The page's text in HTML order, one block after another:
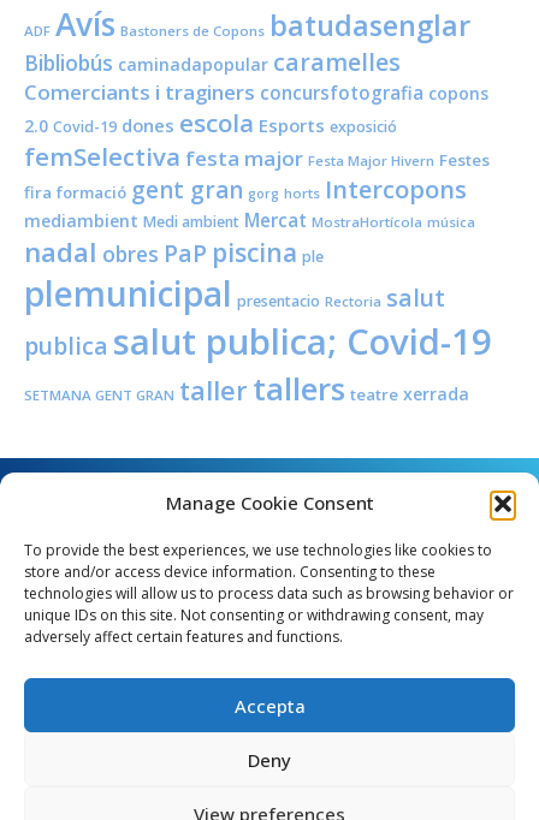
Manage Cookie Consent
To provide the best experiences, we use technologies like cookies to
store and/or access device information. Consenting to these
technologies will allow us to process data such as browsing behavior or
unique IDs on this site. Not consenting or withdrawing consent, may
adversely affect certain features and functions.
Accepta
Deny
View preferences
ADF Avís Bastoners de Copons batudasenglar
Bibliobús caminadapopular caramelles
Comerciants i traginers concursfotografia copons
2.0 Covid-19 dones escola Esports exposició
femSelectiva festa major Festa Major Hivern Festes
fira formació gent gran gorg horts Intercopons
mediambient Medi ambient Mercat MostraHortícola música
nadal obres PaP piscina ple
plemunicipal presentacio Rectoria salut
publica salut publica; Covid-19
SETMANA GENT GRAN taller tallers teatre xerrada
Angel Guimerà, 8 - 08289 Copons
e_mail: copons@copons.cat